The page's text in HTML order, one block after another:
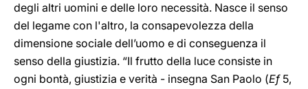
degli altri uomini e delle loro necessità. Nasce il senso
del legame con l'altro, la consapevolezza della
dimensione sociale dell’uomo e di conseguenza il
senso della giustizia. “Il frutto della luce consiste in
ogni bontà, giustizia e verità - insegna San Paolo (Ef5,